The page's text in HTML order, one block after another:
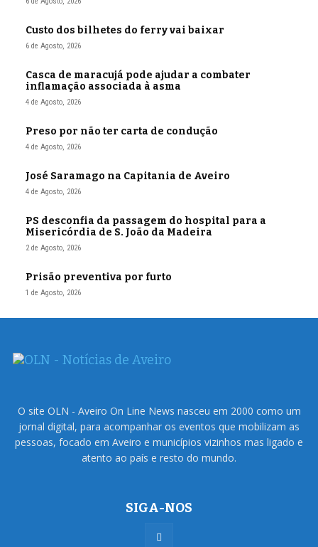
Custo dos bilhetes do ferry vai baixar
6 de Agosto, 2026
Casca de maracujá pode ajudar a combater
inflamação associada à asma
4 de Agosto, 2026
Preso por não ter carta de condução
4 de Agosto, 2026
José Saramago na Capitania de Aveiro
4 de Agosto, 2026
PS desconfia da passagem do hospital para a
Misericórdia de S. João da Madeira
2 de Agosto, 2026
Prisão preventiva por furto
1 de Agosto, 2026
O site OLN - Aveiro On Line News nasceu em 2000 como um
jornal digital, para acompanhar os eventos que mobilizam as
pessoas, focado em Aveiro e municípios vizinhos mas ligado e
atento ao país e resto do mundo.
SIGA-NOS